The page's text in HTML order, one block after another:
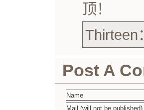
顶！
Thirteen
Post A